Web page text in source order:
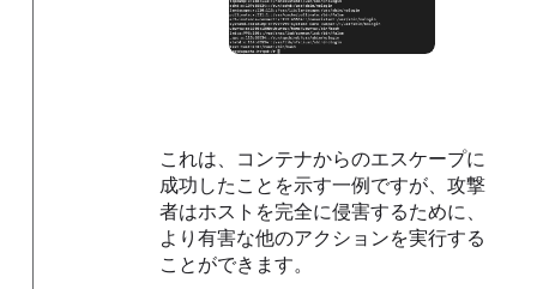
これは、コンテナからのエスケープに
成功したことを示す一例ですが、攻撃
者はホストを完全に侵害するために、
より有害な他のアクションを実行する
ことができます。